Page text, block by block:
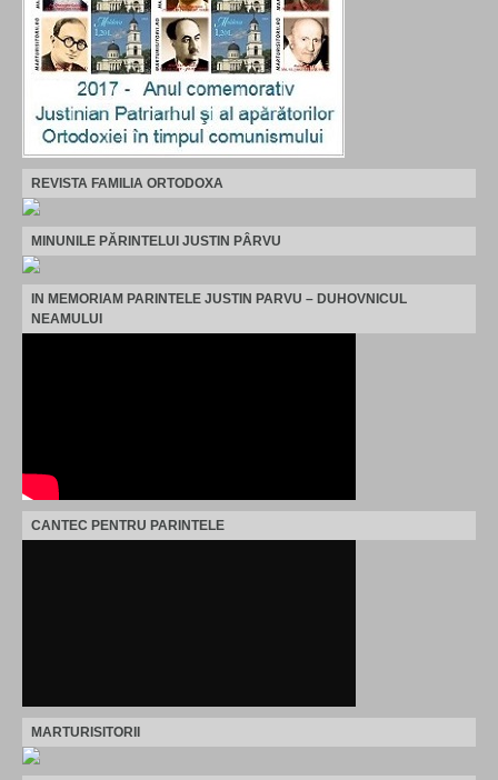
REVISTA FAMILIA ORTODOXA
MINUNILE PĂRINTELUI JUSTIN PÂRVU
IN MEMORIAM PARINTELE JUSTIN PARVU – DUHOVNICUL
NEAMULUI
CANTEC PENTRU PARINTELE
MARTURISITORII